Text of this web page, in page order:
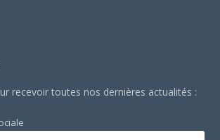
recevoir toutes nos dernières actualités :